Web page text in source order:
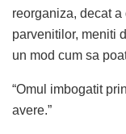
reorganiza, decat
parvenitilor, meniti
un mod cum sa
“Omul imbogatit
avere.”